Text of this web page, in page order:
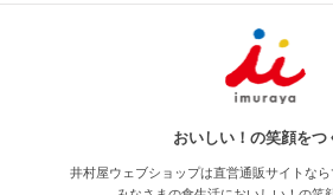
おいしい！の笑顔をつ
井村屋ウェブショップは直営通販サイトな